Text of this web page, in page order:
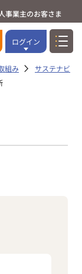
事業主のお客さま
ログイン
組み
サステナビ